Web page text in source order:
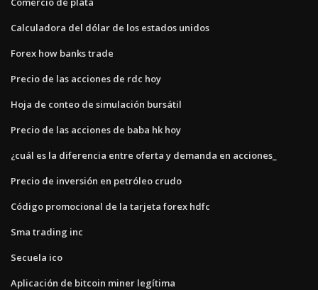
Calculadora del dólar de los estados unidos
Forex how banks trade
Precio de las acciones de rdc hoy
Hoja de conteo de simulación bursátil
Precio de las acciones de baba hk hoy
¿cuál es la diferencia entre oferta y demanda en acciones_
Precio de inversión en petróleo crudo
Código promocional de la tarjeta forex hdfc
Sma trading inc
Secuela ico
Aplicación de bitcoin miner legítima